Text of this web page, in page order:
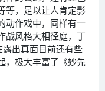
等，足以让人肯定影
动作戏中，同样有一
战风格大相径庭，丁
露出真面目前还有些
极大丰富了《妙先